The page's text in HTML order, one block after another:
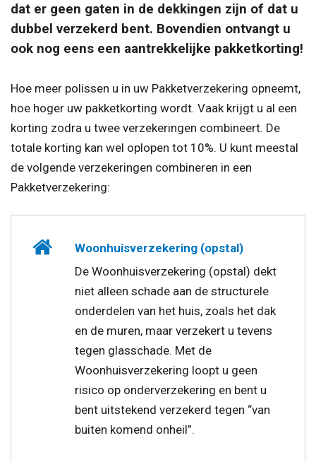
dat er geen gaten in de dekkingen zijn of dat u
dubbel verzekerd bent. Bovendien ontvangt u
ook nog eens een aantrekkelijke pakketkorting!
Hoe meer polissen u in uw Pakketverzekering opneemt,
hoe hoger uw pakketkorting wordt. Vaak krijgt u al een
korting zodra u twee verzekeringen combineert. De
totale korting kan wel oplopen tot 10%. U kunt meestal
de volgende verzekeringen combineren in een
Pakketverzekering:
Woonhuisverzekering (opstal)
De Woonhuisverzekering (opstal) dekt
niet alleen schade aan de structurele
onderdelen van het huis, zoals het dak
en de muren, maar verzekert u tevens
tegen glasschade. Met de
Woonhuisverzekering loopt u geen
risico op onderverzekering en bent u
bent uitstekend verzekerd tegen “van
buiten komend onheil”.